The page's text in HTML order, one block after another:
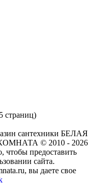
страниц)
сантехники БЕЛАЯ
© 2010 - 2026
чтобы предоставить
сайта.
вы даете свое